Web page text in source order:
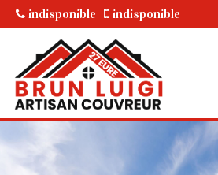
indisponible indisponible